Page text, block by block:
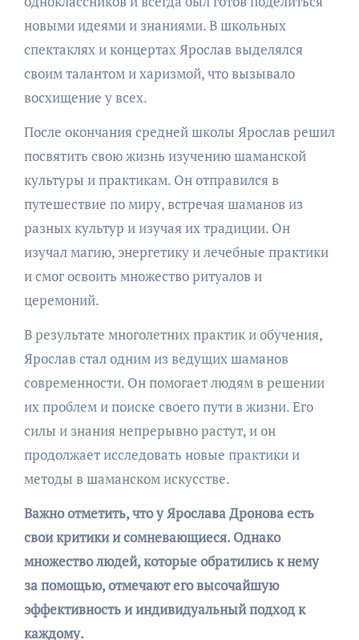
новыми идеями и знаниями. В школьных
спектаклях и концертах Ярослав выделялся
своим талантом и харизмой, что вызывало
восхищение у всех.
После окончания средней школы Ярослав решил
посвятить свою жизнь изучению шаманской
культуры и практикам. Он отправился в
путешествие по миру, встречая шаманов из
разных культур и изучая их традиции. Он
изучал магию, энергетику и лечебные практики
и смог освоить множество ритуалов и
церемоний.
В результате многолетних практик и обучения,
Ярослав стал одним из ведущих шаманов
современности. Он помогает людям в решении
их проблем и поиске своего пути в жизни. Его
силы и знания непрерывно растут, и он
продолжает исследовать новые практики и
методы в шаманском искусстве.
Важно отметить, что у Ярослава Дронова есть
свои критики и сомневающиеся. Однако
множество людей, которые обратились к нему
за помощью, отмечают его высочайшую
эффективность и индивидуальный подход к
каждому.